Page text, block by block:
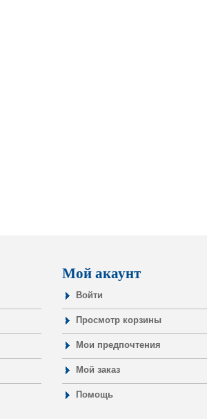
Мой акаунт
Войти
Просмотр корзины
Мои предпочтения
Мой заказ
Помощь